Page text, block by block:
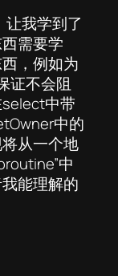
让我学到了
需要学
，例如为
证不会阻
中带
中的
从一个地
中
能理解的